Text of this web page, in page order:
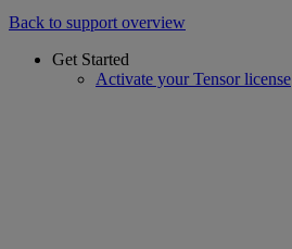
Back to support overview
Get Started
Activate your Tensor license